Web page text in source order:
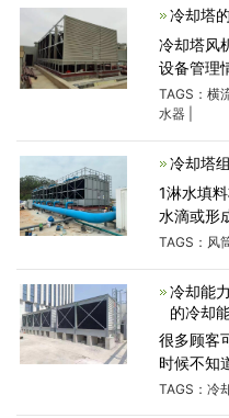
冷却塔
冷却塔风
设备管理
工作量、
都占有很
57%，维
TAGS： 横
水器|
冷却塔
1淋水填
水滴或形
和时间，
匀分布到
TAGS： 风
冷却能
的冷却
很多顾客
时候不知
验一个冷
TAGS： 冷